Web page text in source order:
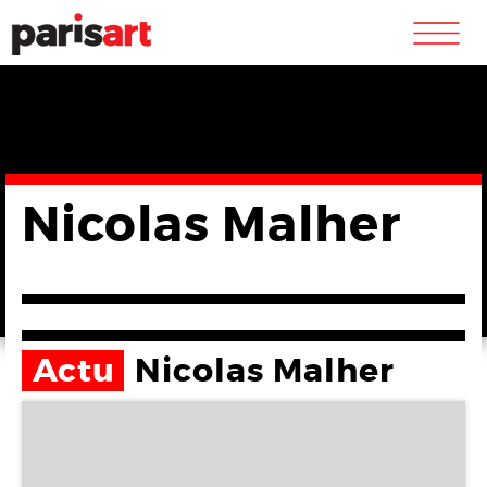
m
Nicolas Malher
Actu Nicolas Malher